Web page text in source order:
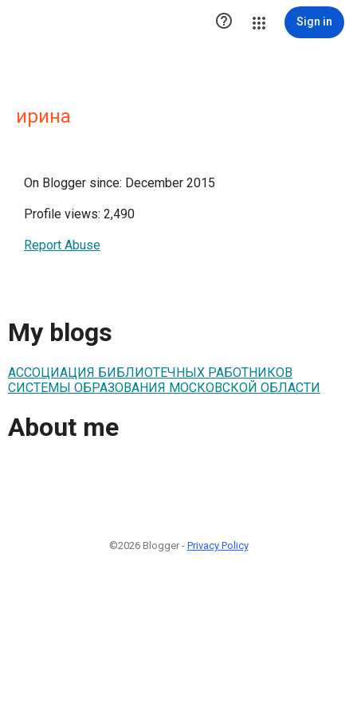
 Sign in
ирина
On Blogger since: December 2015
Profile views: 2,490
Report Abuse
My blogs
АССОЦИАЦИЯ БИБЛИОТЕЧНЫХ РАБОТНИКОВ
СИСТЕМЫ ОБРАЗОВАНИЯ МОСКОВСКОЙ ОБЛАСТИ
About me
©2026 Blogger - Privacy Policy